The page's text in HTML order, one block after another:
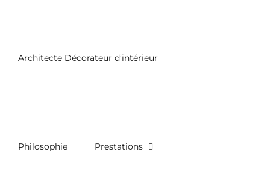
Architecte Décorateur d’intérieur
Philosophie Prestations